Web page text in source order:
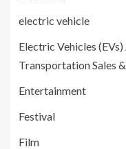
electric vehicle
Electric Vehicles
Transportation Sales
Entertainment
Festival
Film